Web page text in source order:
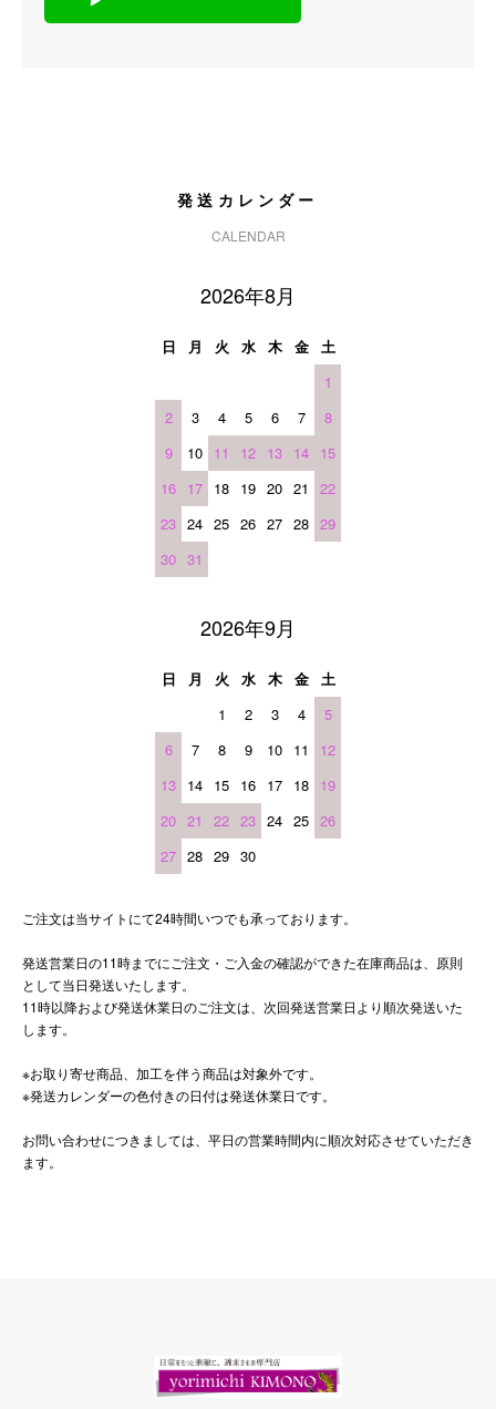
発送カレンダー
CALENDAR
2026年8月
日 月 火 水 木 金
土
1
2
3 4 5 6 7
8
9
10 11 12 13 14 15
16 17 18 19 20 21
22
23 24 25 26 27 28 29
30 31
2026年9月
日 月 火 水 木 金
土
1
2 3 4
5
6
7 8 9 10 11
12
13 14 15 16 17 18 19
20 21 22 23 24 25 26
27 28 29 30
ご注文は当サイトにて24時間いつでも承っております。
発送営業日の11時までにご注文・ご入金の確認ができた在庫商品は、原則
として当日発送いたします。
11時以降および発送休業日のご注文は、次回発送営業日より順次発送いた
します。
※お取り寄せ商品、加工を伴う商品は対象外です。
※発送カレンダーの色付きの日付は発送休業日です。
お問い合わせにつきましては、平日の営業時間内に順次対応させていただき
ます。